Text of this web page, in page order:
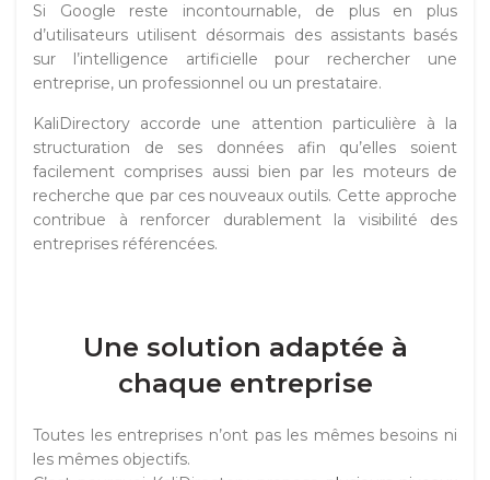
Si Google reste incontournable, de plus en plus
d’utilisateurs utilisent désormais des assistants basés
sur l’intelligence artificielle pour rechercher une
entreprise, un professionnel ou un prestataire.
KaliDirectory accorde une attention particulière à la
structuration de ses données afin qu’elles soient
facilement comprises aussi bien par les moteurs de
recherche que par ces nouveaux outils. Cette approche
contribue à renforcer durablement la visibilité des
entreprises référencées.
Une solution adaptée à
chaque entreprise
Toutes les entreprises n’ont pas les mêmes besoins ni
les mêmes objectifs.